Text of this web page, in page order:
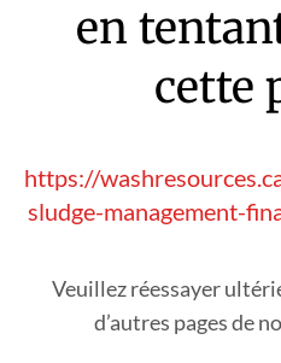
en
cette
https://
sludge-management-
Veuillez réessayer
d’autres pages de